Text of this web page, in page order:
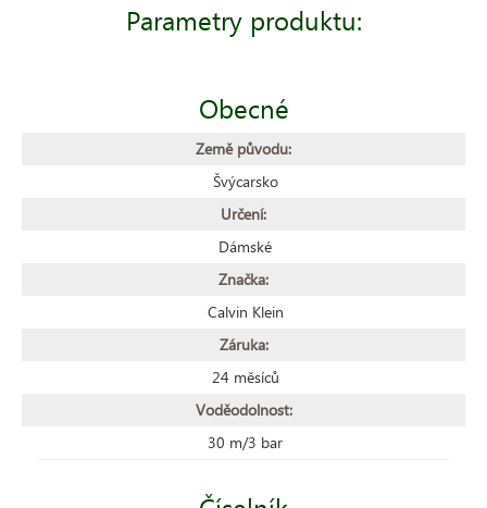
Parametry produktu:
Obecné
Země původu:
Švýcarsko
Určení:
Dámské
Značka:
Calvin Klein
Záruka:
24 měsíců
Voděodolnost:
30 m/3 bar